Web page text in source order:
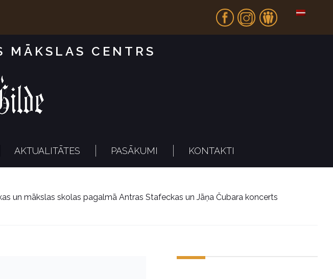
Fb In Dr
MĀKSLAS CENTRS
AKTUALITĀTES PASĀKUMI KONTAKTI
un mākslas skolas pagalmā Antras Stafeckas un Jāņa Čubara koncerts